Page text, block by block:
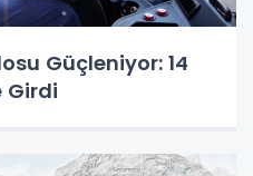
Güçleniyor: 14
Girdi